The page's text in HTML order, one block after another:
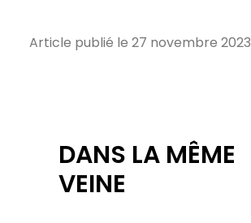
Article publié le 27 novembre 2023
DANS LA MÊME
VEINE